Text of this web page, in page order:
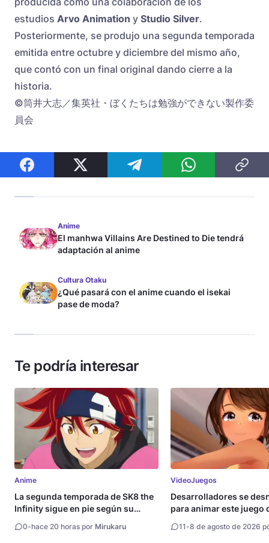
estudios Arvo Animation y Studio Silver.
Posteriormente, se produjo una segunda temporada
emitida entre octubre y diciembre del mismo año,
que contó con un final original dando cierre a la
historia.
©筒井大志／集英社・ぼくたちは勉強ができない製作委
員会
Anime
El manhwa Villains Are Destined to Die tendrá
adaptación al anime
Cultura Otaku
¿Qué pasará con el anime cuando el isekai
pase de moda?
Te podría interesar
Anime
La segunda temporada de SK8 the
Infinity sigue en pie según su
0-hace 20 horas por Mirukaru
VideoJuegos
Desarrolladores se
para animar este juego
11-8 de agosto de 2026